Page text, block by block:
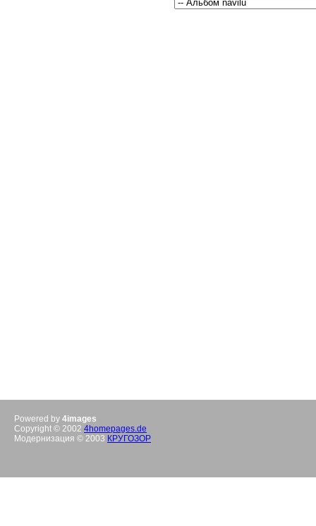
Powered by 4images
Copyright © 2002 4homepages.de
Модернизация © 2003 КРУГОЗОР